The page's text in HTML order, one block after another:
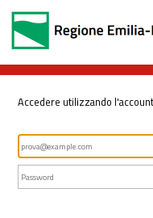
Accedere utilizzando